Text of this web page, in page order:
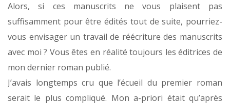
Alors, si ces manuscrits ne vous plaisent pas
suffisamment pour être édités tout de suite, pourriez-
vous envisager un travail de réécriture des manuscrits
avec moi ? Vous êtes en réalité toujours les éditrices de
mon dernier roman publié.
J’avais longtemps cru que l’écueil du premier roman
serait le plus compliqué. Mon a-priori était qu’après